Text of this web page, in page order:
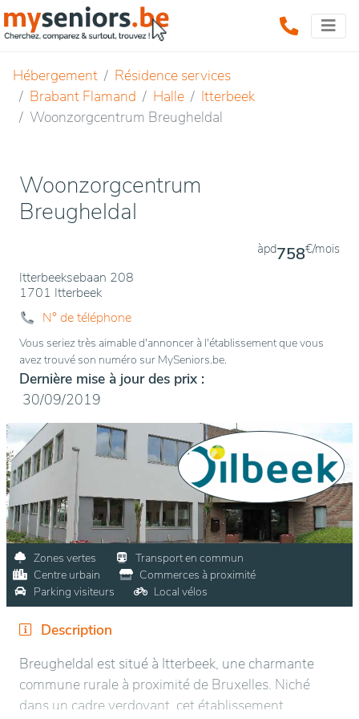
Hébergement
Résidence services
Brabant Flamand
Halle
Itterbeek
Woonzorgcentrum Breugheldal
Woonzorgcentrum
Breugheldal
Itterbeeksebaan 208
1701 Itterbeek
àpd758€/mois
N° de téléphone
Vous seriez très aimable d'annoncer à l'établissement que vous
avez trouvé son numéro sur MySeniors.be.
Dernière mise à jour des prix :
30/09/2019
Zones vertes
Transport en commun
Centre urbain
Commerces à proximité
Parking visiteurs
Local vélos
Description
Breugheldal est situé à Itterbeek, une charmante
commune rurale à proximité de Bruxelles. Niché
dans un cadre verdoyant, cet établissement